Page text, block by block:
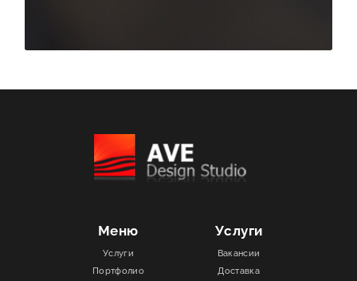
Меню
Услуги
Портфолио
Услуги
Вакансии
Доставка